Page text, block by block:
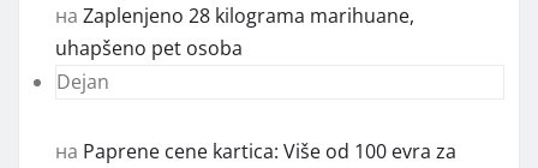
на Zaplenjeno 28 kilograma marihuane,
uhapšeno pet osoba
Dejan
на Paprene cene kartica: Više od 100 evra za